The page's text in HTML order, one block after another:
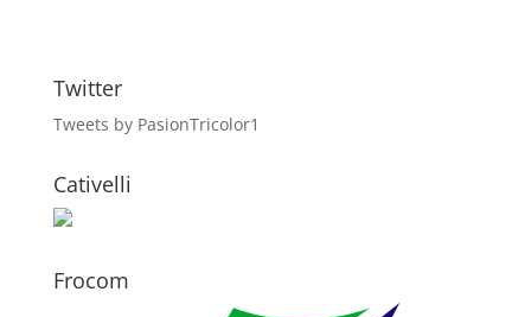
Twitter
Tweets by PasionTricolor1
Cativelli
Frocom